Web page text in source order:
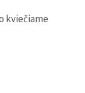
kviečiame